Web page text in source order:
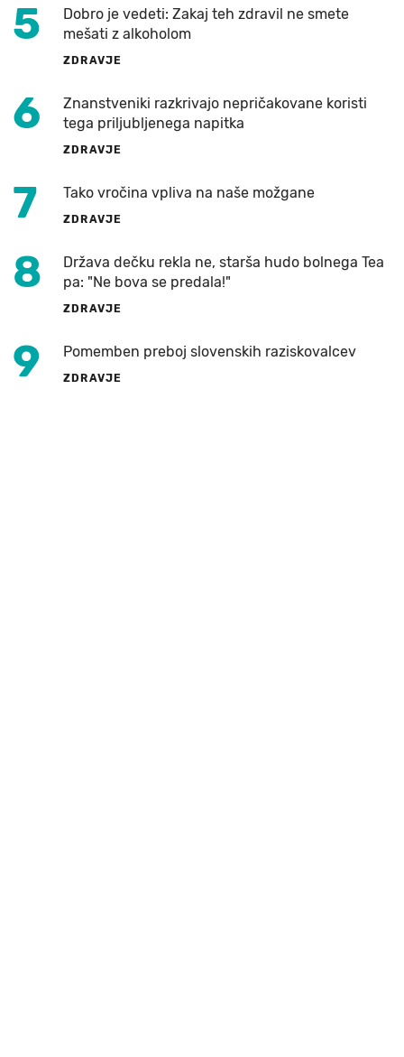
5
Dobro je vedeti: Zakaj teh zdravil ne smete
mešati z alkoholom
ZDRAVJE
6
Znanstveniki razkrivajo nepričakovane koristi
tega priljubljenega napitka
ZDRAVJE
7 Tako vročina vpliva na naše možgane
ZDRAVJE
8
Država dečku rekla ne, starša hudo bolnega Tea
pa: "Ne bova se predala!"
ZDRAVJE
9 Pomemben preboj slovenskih raziskovalcev
ZDRAVJE